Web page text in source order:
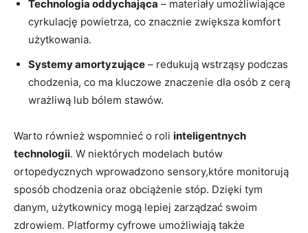
Technologia oddychająca – materiały umożliwiające
cyrkulację powietrza, co znacznie zwiększa komfort
użytkowania.
Systemy amortyzujące – redukują wstrząsy podczas
chodzenia, co ma kluczowe znaczenie dla osób z cerą
wrażliwą lub bólem stawów.
Warto również wspomnieć o roli inteligentnych
technologii. W niektórych modelach butów
ortopedycznych wprowadzono sensory,które monitorują
sposób chodzenia oraz obciążenie stóp. Dzięki tym
danym, użytkownicy mogą lepiej zarządzać swoim
zdrowiem. Platformy cyfrowe umożliwiają także